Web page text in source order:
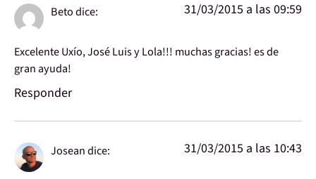
Betodice: 31/03/2015 a las 09:59
Excelente Uxío, José Luis y Lola!!! muchas gracias! es de
gran ayuda!
Responder
Joseandice: 31/03/2015 a las 10:43